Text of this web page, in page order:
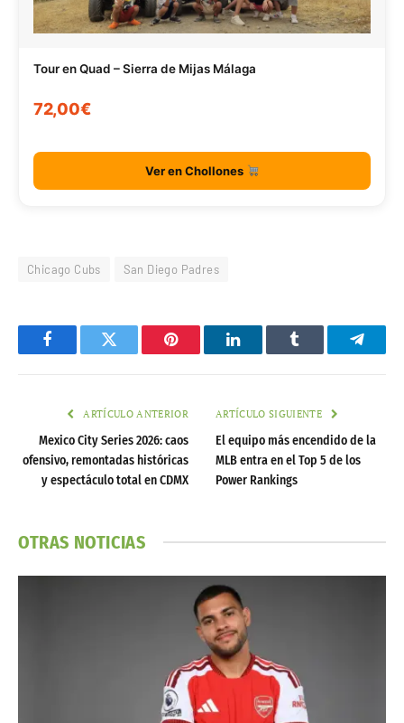
Tour en Quad – Sierra de Mijas Málaga
72,00€
Ver en Chollones
Chicago Cubs San Diego Padres
FacebookTwitter Pinterest LinkedInTumblr
ARTÍCULO ANTERIOR
Mexico City Series 2026: caos
ofensivo, remontadas históricas
y espectáculo total en CDMX
ARTÍCULO SIGUIENTE
El equipo más encendido de la
MLB entra en el Top 5 de los
Power Rankings
OTRAS NOTICIAS